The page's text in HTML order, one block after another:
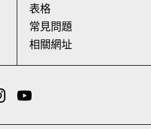
表格
常見問題
相關網址